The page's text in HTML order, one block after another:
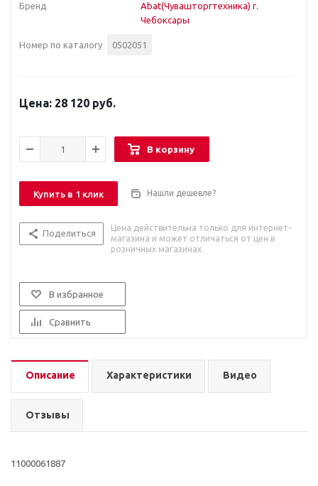
Бренд
Abat(Чувашторгтехника) г.
Чебоксары
Номер по каталогу 0502051
28 120 руб.
В корзину
Купить в 1 клик Нашли дешевле?
Поделиться
Цена действительна только для интернет-
магазина и может отличаться от цен в
розничных магазинах
В избранное
Сравнить
Описание Характеристики Видео
Отзывы
11000061887